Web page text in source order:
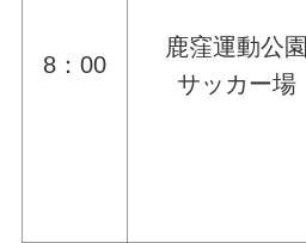
8：00
鹿窪運動公園
サッカー場